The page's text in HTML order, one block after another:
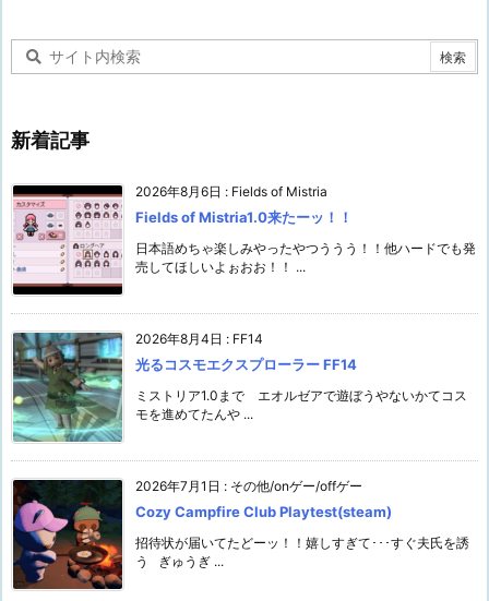
新着記事
2026年8月6日 : Fields of Mistria
Fields of Mistria1.0来たーッ！！
日本語めちゃ楽しみやったやつううう！！他ハードでも発
売してほしいよぉおお！！ ...
2026年8月4日 : FF14
光るコスモエクスプローラー FF14
ミストリア1.0まで エオルゼアで遊ぼうやないかてコス
モを進めてたんや ...
2026年7月1日 : その他/onゲー/offゲー
Cozy Campfire Club Playtest(steam)
招待状が届いてたどーッ！！嬉しすぎて･･･すぐ夫氏を誘
う ぎゅうぎ ...